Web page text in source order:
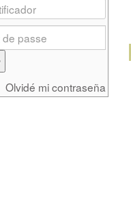
Olvidé mi contraseña